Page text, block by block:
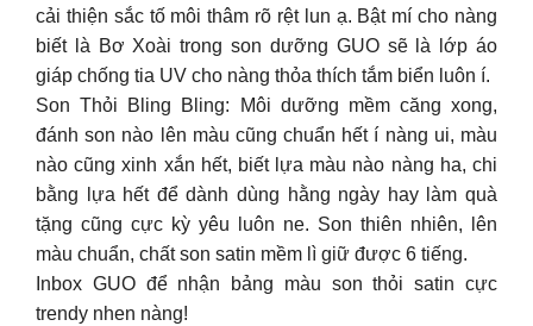
cải thiện sắc tố môi thâm rõ rệt lun ạ. Bật mí cho nàng
biết là Bơ Xoài trong son dưỡng GUO sẽ là lớp áo
giáp chống tia UV cho nàng thỏa thích tắm biển luôn í.
Son Thỏi Bling Bling: Môi dưỡng mềm căng xong,
đánh son nào lên màu cũng chuẩn hết í nàng ui, màu
nào cũng xinh xắn hết, biết lựa màu nào nàng ha, chi
bằng lựa hết để dành dùng hằng ngày hay làm quà
tặng cũng cực kỳ yêu luôn ne. Son thiên nhiên, lên
màu chuẩn, chất son satin mềm lì giữ được 6 tiếng.
Inbox GUO để nhận bảng màu son thỏi satin cực
trendy nhen nàng!